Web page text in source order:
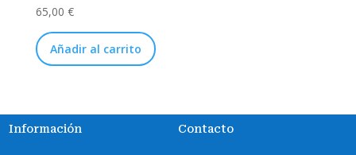
65,00 €
Añadir al carrito
Información Contacto